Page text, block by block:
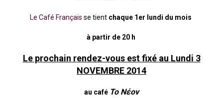
Le Café Français se tient chaque 1er lundi du mois
à partir de 20 h
Le prochain rendez-vous est fixé au Lundi 3
NOVEMBRE 2014
au café Το Νέον